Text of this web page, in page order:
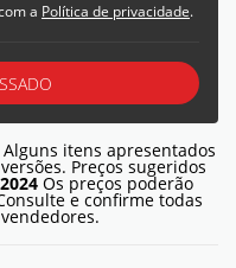
a Política de privacidade.
itens apresentados
Preços sugeridos
Os preços poderão
e confirme todas